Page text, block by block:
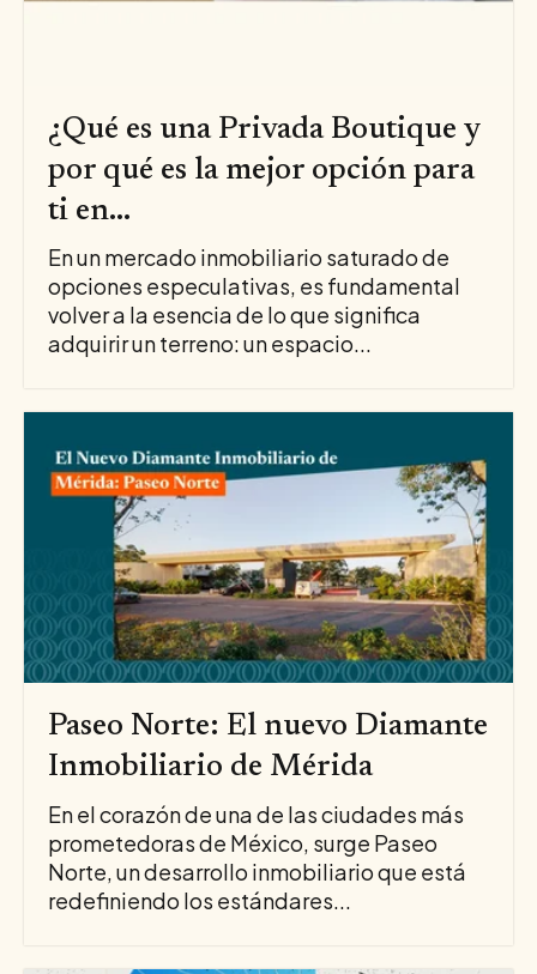
¿Qué es una Privada Boutique y
por qué es la mejor opción para
ti en...
En un mercado inmobiliario saturado de
opciones especulativas, es fundamental
volver a la esencia de lo que significa
adquirir un terreno: un espacio...
Paseo Norte: El nuevo Diamante
Inmobiliario de Mérida
En el corazón de una de las ciudades más
prometedoras de México, surge Paseo
Norte, un desarrollo inmobiliario que está
redefiniendo los estándares...